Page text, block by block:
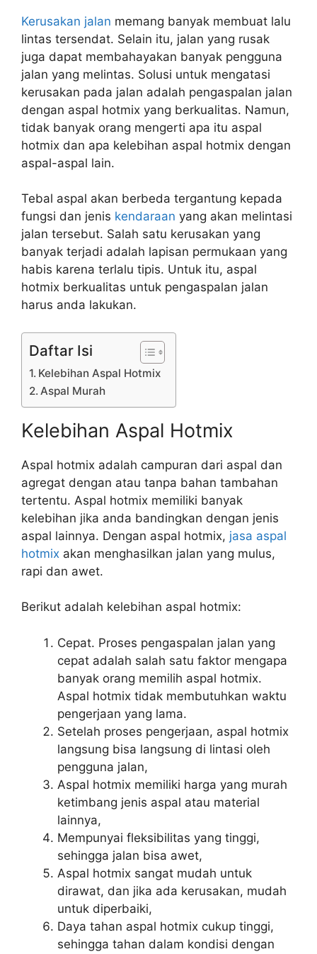
Kerusakan jalan memang banyak membuat lalu
lintas tersendat. Selain itu, jalan yang rusak
juga dapat membahayakan banyak pengguna
jalan yang melintas. Solusi untuk mengatasi
kerusakan pada jalan adalah pengaspalan jalan
dengan aspal hotmix yang berkualitas. Namun,
tidak banyak orang mengerti apa itu aspal
hotmix dan apa kelebihan aspal hotmix dengan
aspal-aspal lain.
Tebal aspal akan berbeda tergantung kepada
fungsi dan jenis kendaraan yang akan melintasi
jalan tersebut. Salah satu kerusakan yang
banyak terjadi adalah lapisan permukaan yang
habis karena terlalu tipis. Untuk itu, aspal
hotmix berkualitas untuk pengaspalan jalan
harus anda lakukan.
Daftar Isi
Kelebihan Aspal Hotmix
Aspal Murah
Kelebihan Aspal Hotmix
Aspal hotmix adalah campuran dari aspal dan
agregat dengan atau tanpa bahan tambahan
tertentu. Aspal hotmix memiliki banyak
kelebihan jika anda bandingkan dengan jenis
aspal lainnya. Dengan aspal hotmix, jasa aspal
hotmix akan menghasilkan jalan yang mulus,
rapi dan awet.
Berikut adalah kelebihan aspal hotmix:
Cepat. Proses pengaspalan jalan yang
cepat adalah salah satu faktor mengapa
banyak orang memilih aspal hotmix.
Aspal hotmix tidak membutuhkan waktu
pengerjaan yang lama.
Setelah proses pengerjaan, aspal hotmix
langsung bisa langsung di lintasi oleh
pengguna jalan,
Aspal hotmix memiliki harga yang murah
ketimbang jenis aspal atau material
lainnya,
Mempunyai fleksibilitas yang tinggi,
sehingga jalan bisa awet,
Aspal hotmix sangat mudah untuk
dirawat, dan jika ada kerusakan, mudah
untuk diperbaiki,
Daya tahan aspal hotmix cukup tinggi,
sehingga tahan dalam kondisi dengan